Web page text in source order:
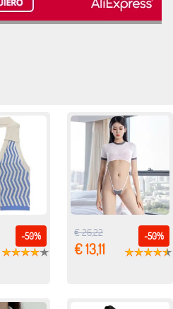
-50% -50%
€ 26,22
€ 13,11